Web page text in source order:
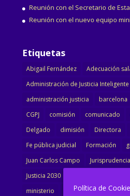
Reunión con el Secretario de
Reunión con el nuevo equipo
Etiquetas
Abigail Fernández
Adecuación
Administración de Justicia Inteligente
administración justicia
barcelona
CGPJ
comisión comunicado
Delgado
dimisión Directora
Fe pública judicial
Formación
Juan Carlos Campo
Jurisprudencia
Justicia 2030
ministerio
Ministra Justicia
Política de